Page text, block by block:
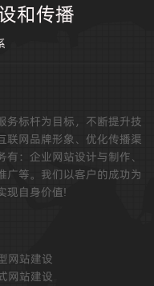
和传播
务标杆为目标，不断提升技
联网品牌形象、优化传播渠
：企业网站设计与制作、
广等。我们以客户的成功为
现自身价值!
网站建设
网站建设